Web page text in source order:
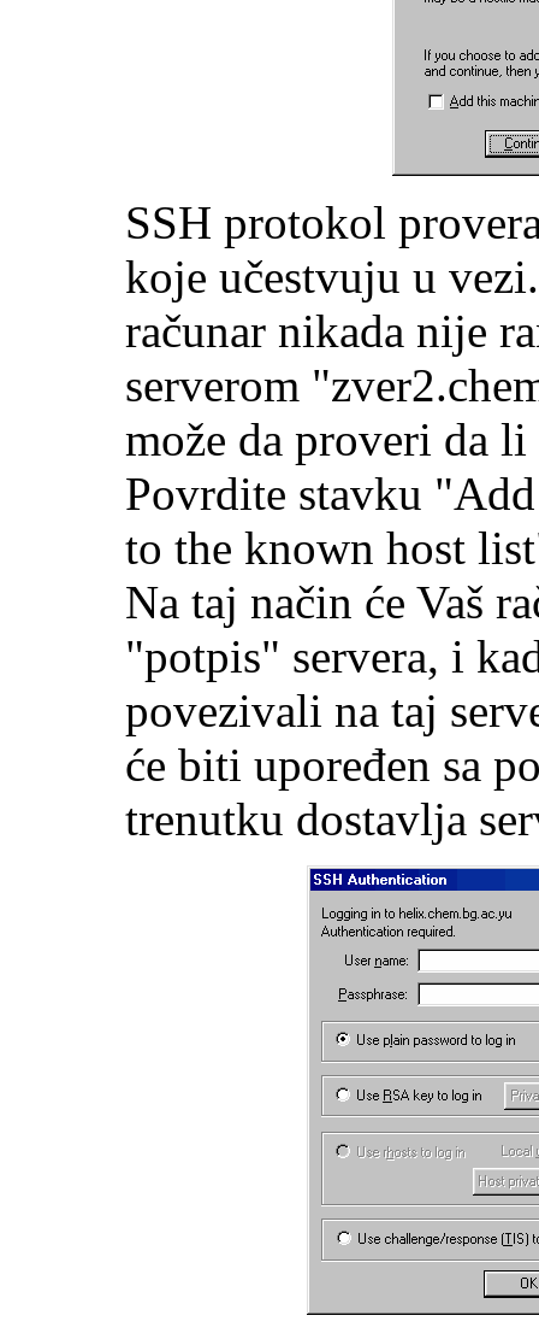
SSH protokol
koje učestvuju u
računar nikada nije
serverom
može da proveri da
Povrdite stavku
to the known host
Na taj način će Vaš
"potpis" servera, i
povezivali na taj
će biti upoređen sa
trenutku dostavlja